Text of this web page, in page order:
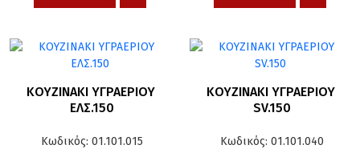
ΚΟΥΖΙΝΑΚΙ ΥΓΡΑΕΡΙΟΥ
ΕΛΣ.150
Κωδικός: 01.101.015
ΚΟΥΖΙΝΑΚΙ ΥΓΡΑΕΡΙΟΥ
SV.150
Κωδικός: 01.101.040